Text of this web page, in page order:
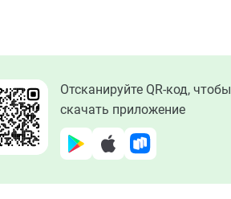
Отсканируйте QR-код, чтобы
скачать приложение